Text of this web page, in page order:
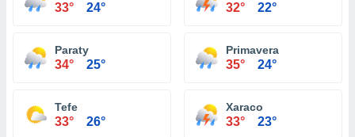
33° 24° 32° 22°
Paraty
34° 25°
Primavera
35° 24°
Tefe
33° 26°
Xaraco
33° 23°